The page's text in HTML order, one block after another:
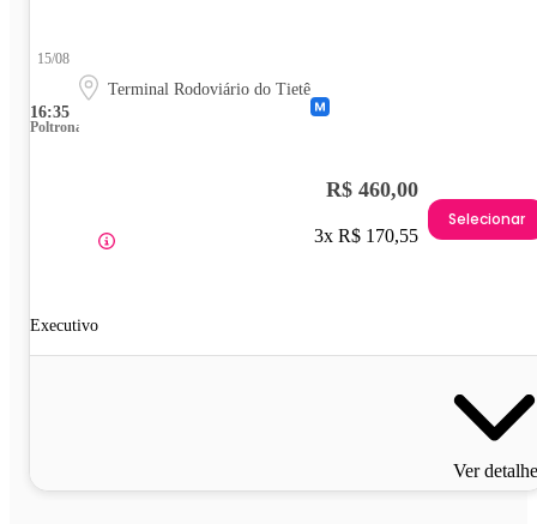
16:35
15/08
Terminal Rodoviário do Tietê
Poltrona
Executivo
R$ 460,00
3x R$ 170,55
Selecionar
Ver